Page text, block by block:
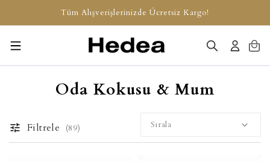
Tüm Alışverişlerinizde Ücretsiz Kargo!
Oda Kokusu & Mum
Filtrele (89) Sırala